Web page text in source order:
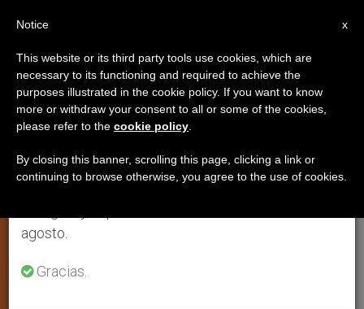
Decisiones mortales: Continúa el
debate sobre la eutanasia
(ZENIT.org).- En muchos países sigue
abierto el debate sobre la eutanasia. En
Italia, se han dividido las opiniones
×
Aviso importante
Del 27 de julio al 7 de agosto haremos la pausa
anual, aprovechando que en el periodo de verano
se generan menos informaciones y también el
agosto.
Gracias.
x
Notice
This website or its third party tools use cookies, which are
necessary to its functioning and required to achieve the
purposes illustrated in the cookie policy. If you want to know
more or withdraw your consent to all or some of the cookies,
please refer to the cookie policy
By closing this banner, scrolling this page, clicking a link or
continuing to browse otherwise, you agree to the use of cookies.